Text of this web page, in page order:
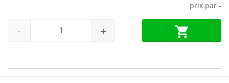
prix par -
- +